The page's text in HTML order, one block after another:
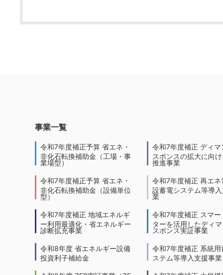
事業一覧
令和7年度補正予算 省エネ・
非化石転換補助金（工場・事
業場型）
令和7年度補正予算 省エネ・
非化石転換補助金（設備単位
型）
令和7年度補正 地域エネルギ
ー利用最適化・省エネルギー
診断拡充事業
令和8年度 省エネルギー設備
投資利子補給金
令和7年度補正 ディマ
スポンスの拡大に向
推進事業
令和7年度補正 再エネ
設蓄電システム等導
業
令和7年度補正 スマー
ターを活用したディ
スポンス実証事業
令和7年度補正 系統用
ステム等導入支援事業